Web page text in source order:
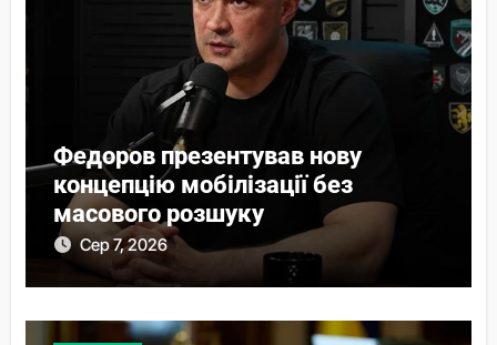
Федоров презентував нову
концепцію мобілізації без
масового розшуку
Сер 7, 2026